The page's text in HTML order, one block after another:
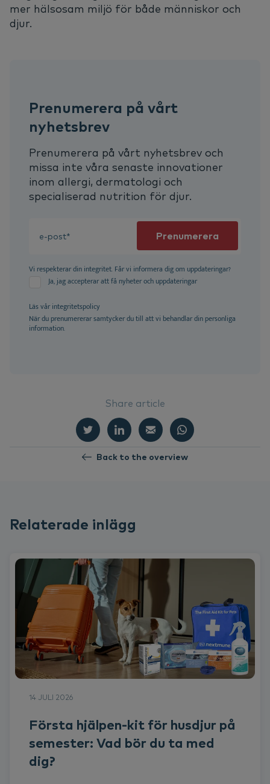
mer hälsosam miljö för både människor och
djur.
Prenumerera på vårt
nyhetsbrev
Prenumerera på vårt nyhetsbrev och
missa inte våra senaste innovationer
inom allergi, dermatologi och
specialiserad nutrition för djur.
Vi respekterar din integritet. Får vi informera dig om uppdateringar?
Ja, jag accepterar att få nyheter och uppdateringar
Läs vårintegritetspolicy
När du prenumererar samtycker du till att vi behandlar din personliga
information.
Share article
Back to the overview
Relaterade inlägg
14 JULI 2026
Första hjälpen-kit för husdjur på
semester: Vad bör du ta med
dig?